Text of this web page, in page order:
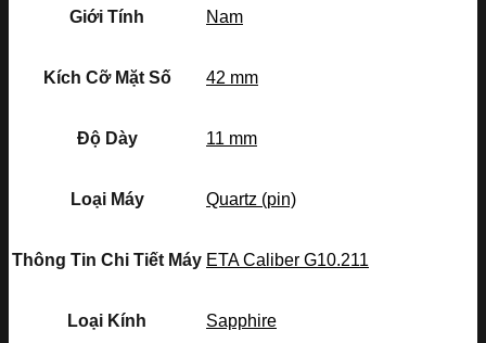
Giới Tính Nam
Kích Cỡ Mặt Số 42 mm
Độ Dày 11 mm
Loại Máy Quartz (pin)
Thông Tin Chi Tiết Máy ETA Caliber G10.211
Loại Kính Sapphire